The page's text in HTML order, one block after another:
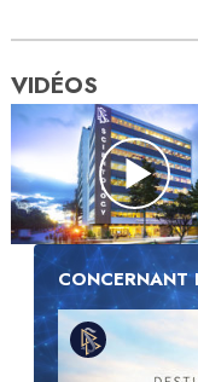
VIDÉOS
CONCERNANT